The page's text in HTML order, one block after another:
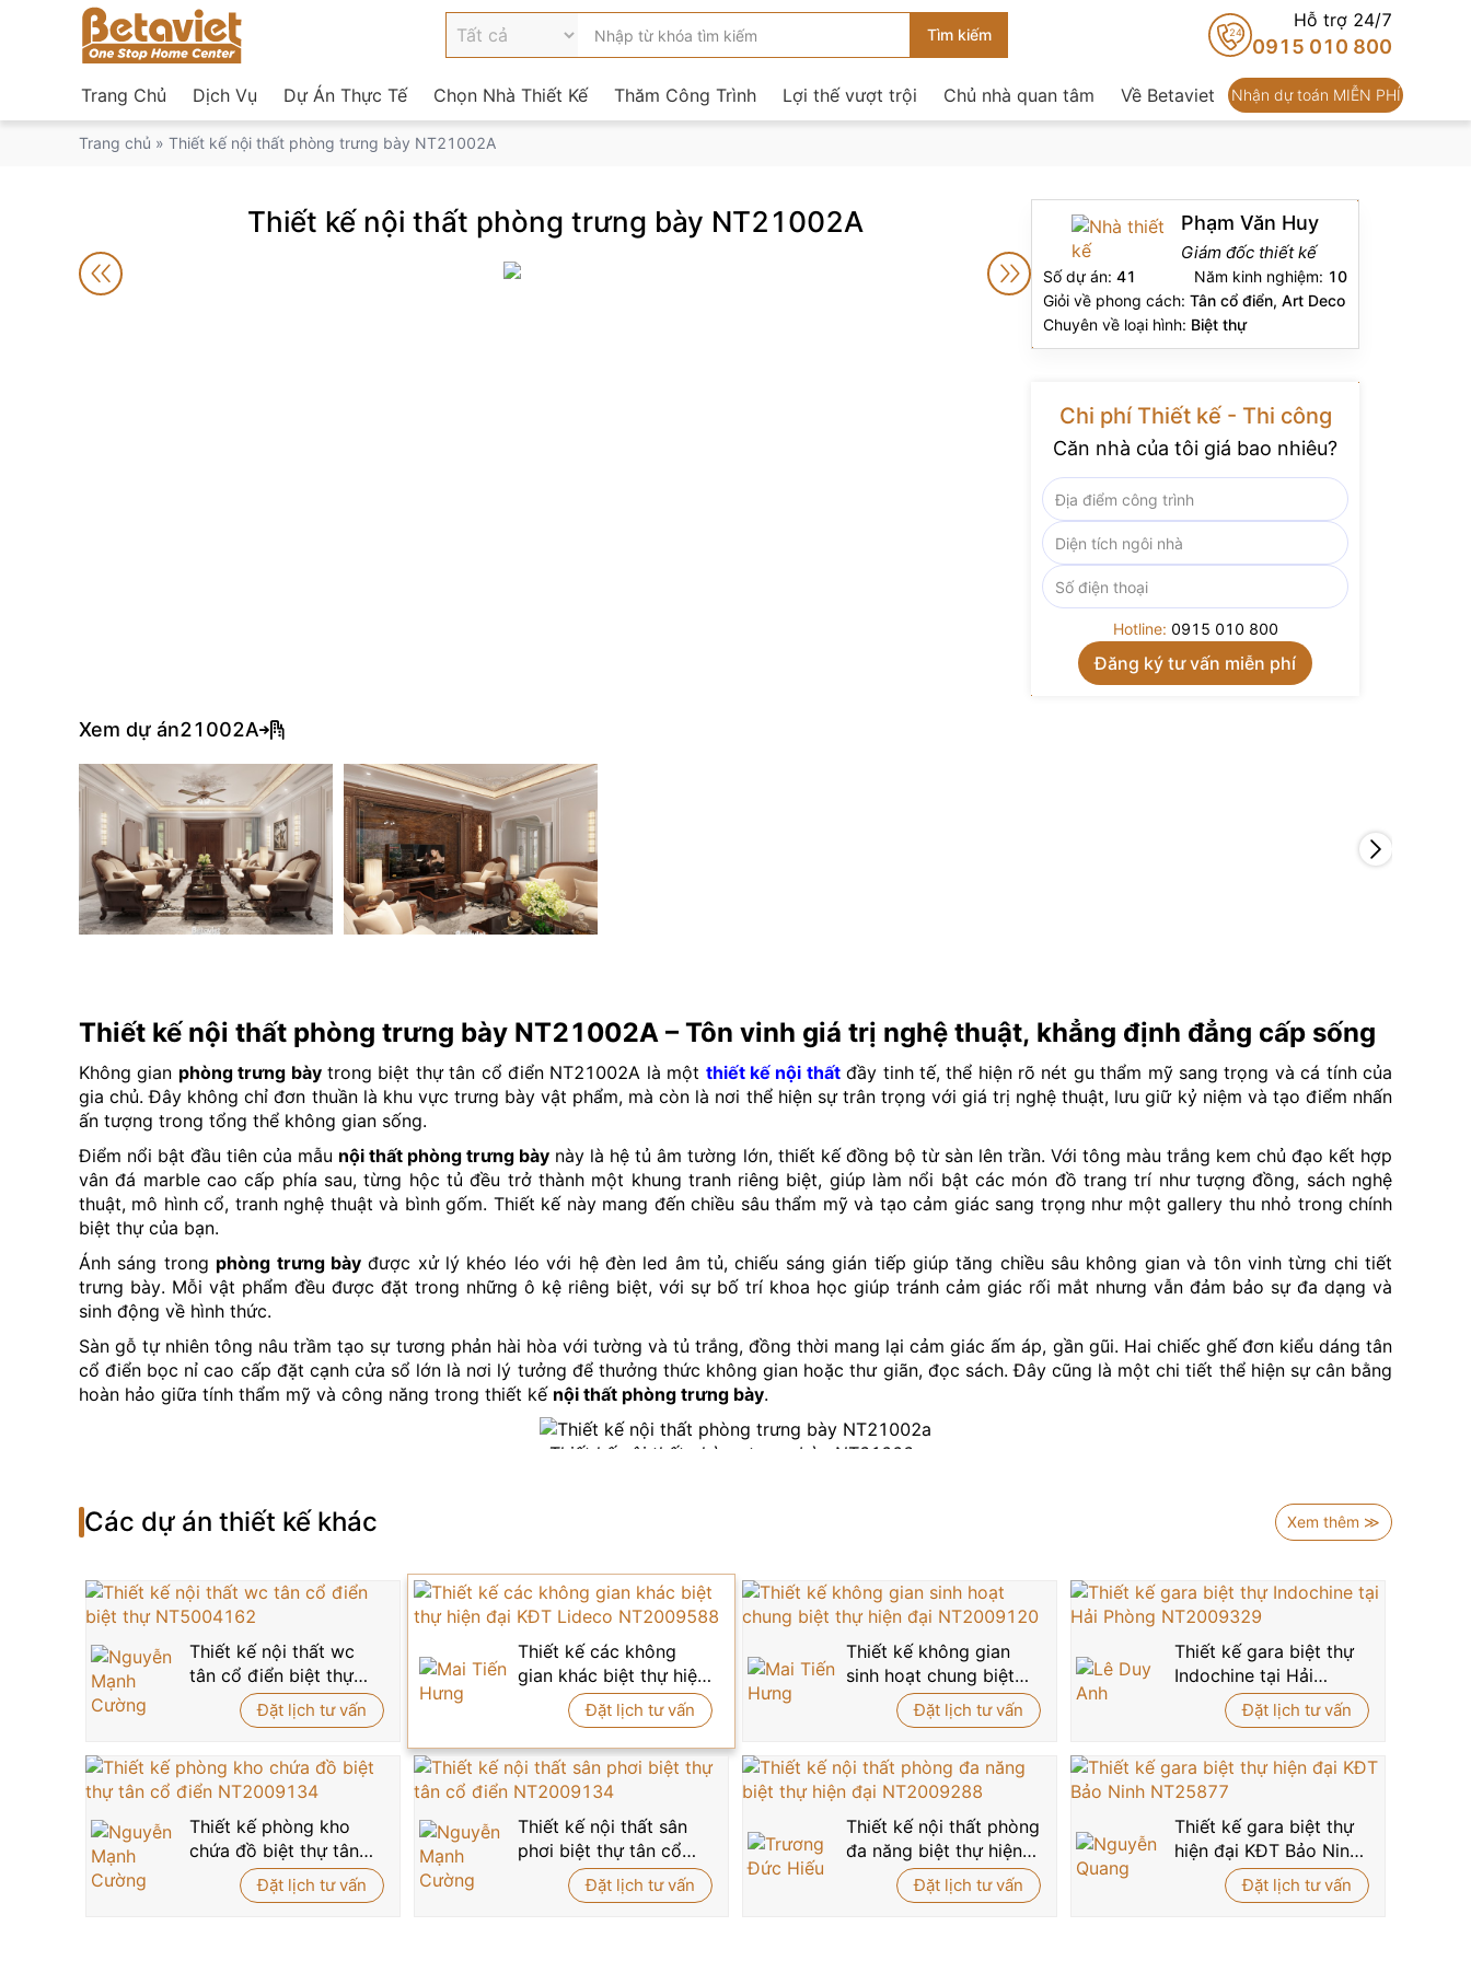
24
Hỗ trợ 24/7
0915 010 800
Trang Chủ Dịch Vụ Dự Án Thực Tế Chọn Nhà Thiết Kế Thăm Công Trình Lợi thế vượt trội Chủ nhà quan tâm Về Betaviet Nhận dự toán MIỄN PHÍ
Trang chủ » Thiết kế nội thất phòng trưng bày NT21002A
Thiết kế nội thất phòng trưng bày NT21002A Phạm Văn Huy
Giám đốc thiết kế
Số dự án: 41 Năm kinh nghiệm: 10
Giỏi về phong cách: Tân cổ điển, Art Deco
Chuyên về loại hình: Biệt thự
Chi phí Thiết kế - Thi công
Căn nhà của tôi giá bao nhiêu?
Hotline: 0915 010 800
Xem dự án21002A
Thiết kế nội thất phòng trưng bày NT21002A – Tôn vinh giá trị nghệ thuật, khẳng định đẳng cấp sống
Không gian phòng trưng bàytrong biệt thự tân cổ điển NT21002A là một thiết kế nội thấtđầy tinh tế, thể hiện rõ nét gu thẩm mỹ sang trọng và cá tính của
gia chủ. Đây không chỉ đơn thuần là khu vực trưng bày vật phẩm, mà còn là nơi thể hiện sự trân trọng với giá trị nghệ thuật, lưu giữ kỷ niệm và tạo điểm nhấn
ấn tượng trong tổng thể không gian sống.
Điểm nổi bật đầu tiên của mẫu nội thất phòng trưng bày này là hệ tủ âm tường lớn, thiết kế đồng bộ từ sàn lên trần. Với tông màu trắng kem chủ đạo kết hợp
vân đá marble cao cấp phía sau, từng hộc tủ đều trở thành một khung tranh riêng biệt, giúp làm nổi bật các món đồ trang trí như tượng đồng, sách nghệ
thuật, mô hình cổ, tranh nghệ thuật và bình gốm. Thiết kế này mang đến chiều sâu thẩm mỹ và tạo cảm giác sang trọng như một gallery thu nhỏ trong chính
biệt thự của bạn.
Ánh sáng trong phòng trưng bàyđược xử lý khéo léo với hệ đèn led âm tủ, chiếu sáng gián tiếp giúp tăng chiều sâu không gian và tôn vinh từng chi tiết
trưng bày. Mỗi vật phẩm đều được đặt trong những ô kệ riêng biệt, với sự bố trí khoa học giúp tránh cảm giác rối mắt nhưng vẫn đảm bảo sự đa dạng và
sinh động về hình thức.
Sàn gỗ tự nhiên tông nâu trầm tạo sự tương phản hài hòa với tường và tủ trắng, đồng thời mang lại cảm giác ấm áp, gần gũi. Hai chiếc ghế đơn kiểu dáng tân
cổ điển bọc nỉ cao cấp đặt cạnh cửa sổ lớn là nơi lý tưởng để thưởng thức không gian hoặc thư giãn, đọc sách. Đây cũng là một chi tiết thể hiện sự cân bằng
hoàn hảo giữa tính thẩm mỹ và công năng trong thiết kế nội thất phòng trưng bày.
Thiết kế nội thất phòng trưng bày NT21002a
mềm mại, thanh thoát. Ánh sáng tự nhiên ban ngày kết hợp cùng hệ đèn âm trần tạo nên một bầu không khí nhẹ nhàng, lý tưởng để thưởng thức nghệ thuật
hoặc đơn giản là chiêm ngưỡng những món đồ kỷ niệm đáng giá.
Tủ console sát tường với mặt đá nâu vân mây cùng cặp lọ hoa trang trí tạo nên một góc decor đầy nghệ thuật, góp phần hoàn thiện tổng thể
trưng bàythêm phần đẳng cấp và cá tính.
Tổng thể
phòng trưng bày
NT21002A là sự kết hợp hoàn hảo giữa tinh thần nghệ thuật và thiết kế tân cổ điển sang trọng, phù hợp với những gia chủ yêu cái
đẹp, đam mê sưu tầm và mong muốn có một không gian lưu giữ giá trị cá nhân riêng biệt.
Nếu bạn đang tìm kiếm giải pháp thiết kếnội thất phòng trưng bàycao cấp, ấn tượng và khác biệt trong biệt thự hoặc không gian sống đẳng cấp của mình,
đừng ngần ngại liên hệ ngay hotline 0915010800 để được Betaviettư vấn và đồng hành cùng bạn kiến tạo không gian sống mang dấu ấn cá nhân vượt thời
Các dự án thiết kế khác Xem thêm ≫
Thiết kế nội thất wc
tân cổ điển biệt thự
NT5004162Đặt lịch tư vấn
Thiết kế các không
gian khác biệt thự hiện
đại KĐT Lideco
NT2009588
Đặt lịch tư vấn
Thiết kế không gian
sinh hoạt chung biệt
thự hiện đại
NT2009120
Đặt lịch tư vấn
Thiết kế gara biệt thự
Indochine tại Hải
Phòng NT2009329
Đặt lịch tư vấn
Thiết kế phòng kho
chứa đồ biệt thự tân
cổ điển NT2009134
Đặt lịch tư vấn
Thiết kế nội thất sân
phơi biệt thự tân cổ
điển NT2009134
Đặt lịch tư vấn
Thiết kế nội thất phòng
đa năng biệt thự hiện
đại NT2009288
Đặt lịch tư vấn
Thiết kế gara biệt thự
hiện đại KĐT Bảo Ninh
NT25877Đặt lịch tư vấn